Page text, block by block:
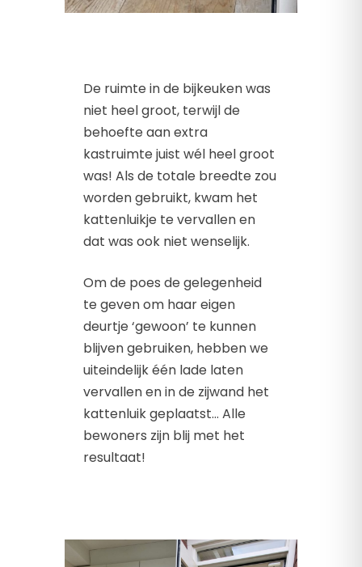
De ruimte in de bijkeuken was
niet heel groot, terwijl de
behoefte aan extra
kastruimte juist wél heel groot
was! Als de totale breedte zou
worden gebruikt, kwam het
kattenluikje te vervallen en
dat was ook niet wenselijk.
Om de poes de gelegenheid
te geven om haar eigen
deurtje ‘gewoon’ te kunnen
blijven gebruiken, hebben we
uiteindelijk één lade laten
vervallen en in de zijwand het
kattenluik geplaatst… Alle
bewoners zijn blij met het
resultaat!